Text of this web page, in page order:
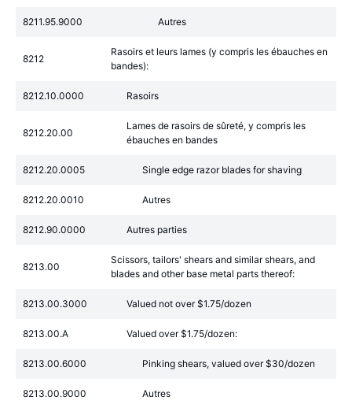
8211.95.9000 Autres
8212
Rasoirs et leurs lames (y compris les ébauches en
bandes):
8212.10.0000 Rasoirs
8212.20.00
Lames de rasoirs de sûreté, y compris les
ébauches en bandes
8212.20.0005 Single edge razor blades for shaving
8212.20.0010 Autres
8212.90.0000 Autres parties
8213.00
Scissors, tailors' shears and similar shears, and
blades and other base metal parts thereof:
8213.00.3000 Valued not over $1.75/dozen
8213.00.A Valued over $1.75/dozen:
8213.00.6000 Pinking shears, valued over $30/dozen
8213.00.9000 Autres